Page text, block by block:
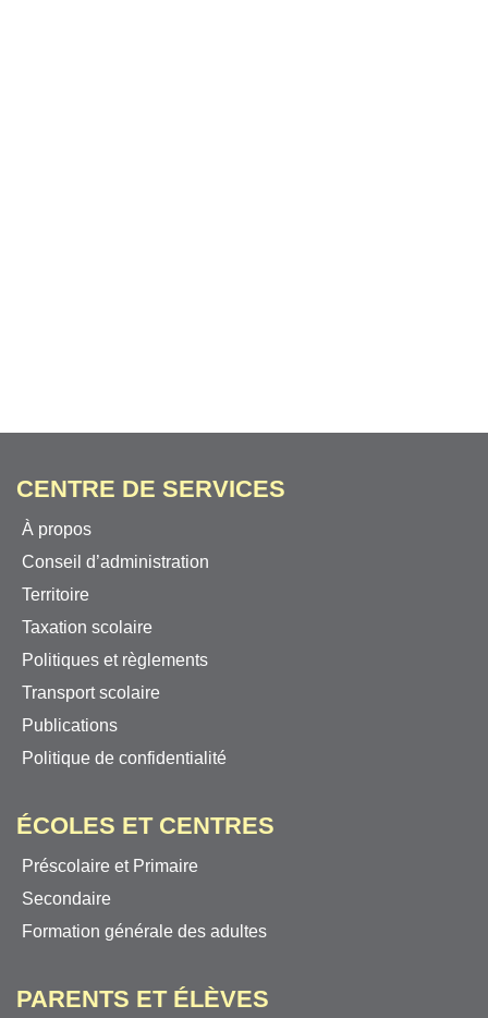
CENTRE DE SERVICES
À propos
Conseil d’administration
Territoire
Taxation scolaire
Politiques et règlements
Transport scolaire
Publications
Politique de confidentialité
ÉCOLES ET CENTRES
Préscolaire et Primaire
Secondaire
Formation générale des adultes
PARENTS ET ÉLÈVES